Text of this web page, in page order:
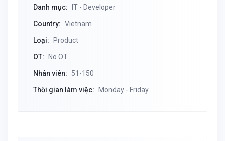
Danh mục: IT - Developer
Country: Vietnam
Loại: Product
OT: No OT
Nhân viên: 51-150
Thời gian làm việc: Monday - Friday